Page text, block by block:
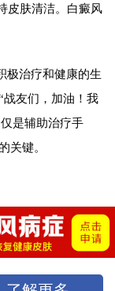
皮肤清洁。白癜风
极治疗和健康的生
战友们，加油！我
是辅助治疗手
关键。